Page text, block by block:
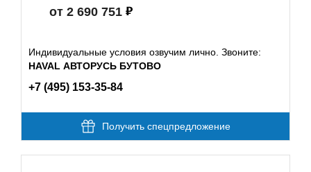
от 2 690 751
Индивидуальные условия озвучим лично. Звоните:
HAVAL АВТОРУСЬ БУТОВО
+7 (495) 153-35-84
Получить спецпредложение